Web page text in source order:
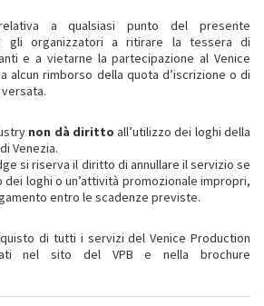
a qualsiasi punto del presente
gli organizzatori a ritirare la tessera di
e a vietarne la partecipazione al Venice
alcun rimborso della quota d’iscrizione o di
non dà diritto all’utilizzo dei loghi della
Venezia.
si riserva il diritto di annullare il servizio se
loghi o un’attività promozionale impropri,
entro le scadenze previste.
di tutti i servizi del Venice Production
nel sito del VPB e nella brochure